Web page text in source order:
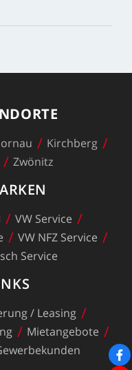
Kirchberg
Zwönitz
VW Service
VW NFZ Service
Service
/ Leasing
Mietangebote